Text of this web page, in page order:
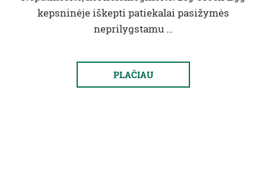
kepsninėje iškepti patiekalai pasižymės
neprilygstamu …
PLAČIAU